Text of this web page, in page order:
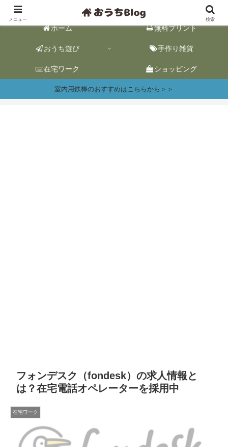
おうち遊び&ワーク情報｜おうち時間をhappyに。
ホーム 無料プリント
おうち遊び 手作り雑貨
在宅ワーク ショッピング
室内用鉄棒のおすすめはこちらから＞＞
フォンデスク（fondesk）の求人情報と
は？在宅電話オペレーターを採用中
在宅ワーク
メニュー 検索